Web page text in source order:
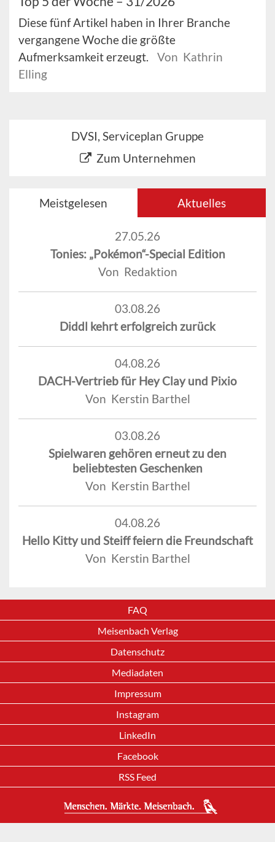
Diese fünf Artikel haben in Ihrer Branche
vergangene Woche die größte
Aufmerksamkeit erzeugt.
Von Kathrin
Elling
DVSI, Serviceplan Gruppe
Zum Unternehmen
Meistgelesen Aktuelles
27.05.26
Tonies: „Pokémon“-Special Edition
Von Redaktion
03.08.26
Diddl kehrt erfolgreich zurück
04.08.26
DACH-Vertrieb für Hey Clay und Pixio
Von Kerstin Barthel
03.08.26
Spielwaren gehören erneut zu den
beliebtesten Geschenken
Von Kerstin Barthel
04.08.26
Hello Kitty und Steiff feiern die Freundschaft
Von Kerstin Barthel
FAQ
Meisenbach Verlag
Datenschutz
Mediadaten
Impressum
Instagram
LinkedIn
Facebook
RSS Feed